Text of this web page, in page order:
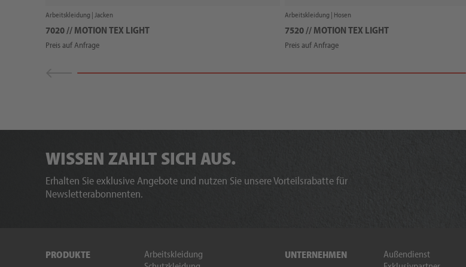
Arbeitskleidung | Jacken
7020 // MOTION TEX LIGHT
Preis auf Anfrage
Arbeitskleidung | Hosen
7520 // MOTION TEX LIGHT
Preis auf Anfrage
WISSEN ZAHLT SICH AUS.
Erhalten Sie exklusive Angebote und nutzen Sie unsere Vorteilsrabatte für
Newsletterabonnenten.
PRODUKTE
Arbeitskleidung
UNTERNEHMEN
Außendienst